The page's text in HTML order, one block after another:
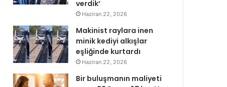
verdik’
Haziran 22, 2026
Makinist raylara inen
minik kediyi alkışlar
eşliğinde kurtardı
Haziran 22, 2026
Bir buluşmanın maliyeti